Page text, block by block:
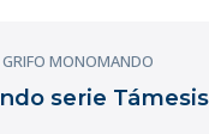
GRIFO MONOMANDO
serie Támesis